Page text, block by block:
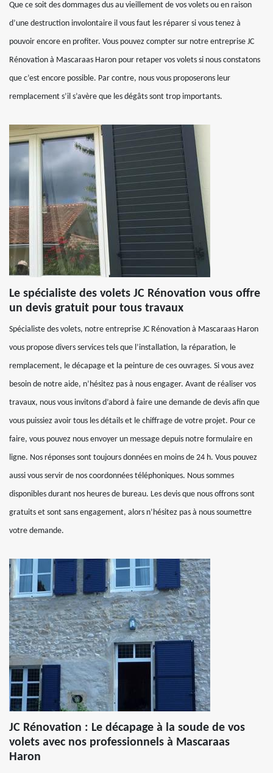
Que ce soit des dommages dus au vieillement de vos volets ou en raison
d’une destruction involontaire il vous faut les réparer si vous tenez à
pouvoir encore en profiter. Vous pouvez compter sur notre entreprise JC
Rénovation à Mascaraas Haron pour retaper vos volets si nous constatons
que c’est encore possible. Par contre, nous vous proposerons leur
remplacement s’il s’avère que les dégâts sont trop importants.
Le spécialiste des volets JC Rénovation vous offre
un devis gratuit pour tous travaux
Spécialiste des volets, notre entreprise JC Rénovation à Mascaraas Haron
vous propose divers services tels que l’installation, la réparation, le
remplacement, le décapage et la peinture de ces ouvrages. Si vous avez
besoin de notre aide, n’hésitez pas à nous engager. Avant de réaliser vos
travaux, nous vous invitons d’abord à faire une demande de devis afin que
vous puissiez avoir tous les détails et le chiffrage de votre projet. Pour ce
faire, vous pouvez nous envoyer un message depuis notre formulaire en
ligne. Nos réponses sont toujours données en moins de 24 h. Vous pouvez
aussi vous servir de nos coordonnées téléphoniques. Nous sommes
disponibles durant nos heures de bureau. Les devis que nous offrons sont
gratuits et sont sans engagement, alors n’hésitez pas à nous soumettre
votre demande.
JC Rénovation : Le décapage à la soude de vos
volets avec nos professionnels à Mascaraas
Haron